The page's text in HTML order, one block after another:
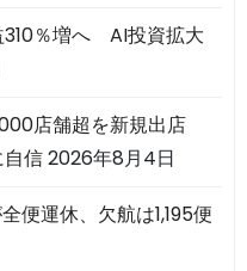
310％増へ AI投資拡大
店舗超を新規出店
信2026年8月4日
便運休、欠航は1,195便